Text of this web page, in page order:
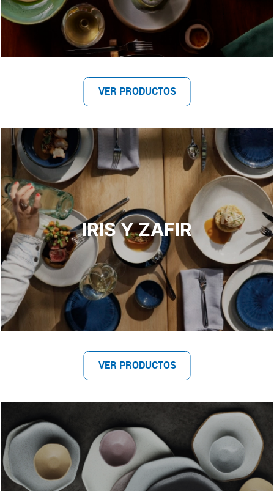
VER PRODUCTOS
IRIS Y ZAFIR
VER PRODUCTOS